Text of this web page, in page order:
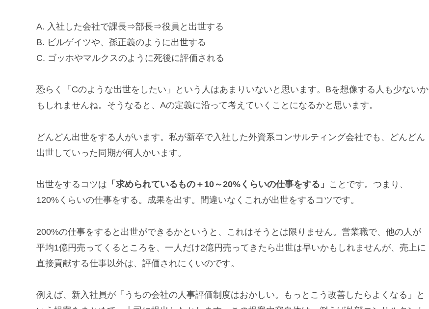
A. 入社した会社で課長⇒部長⇒役員と出世する
B. ビルゲイツや、孫正義のように出世する
C. ゴッホやマルクスのように死後に評価される
恐らく「Cのような出世をしたい」という人はあまりいないと思います。Bを想像する人も少ないか
もしれませんね。そうなると、Aの定義に沿って考えていくことになるかと思います。
どんどん出世をする人がいます。私が新卒で入社した外資系コンサルティング会社でも、どんどん
出世していった同期が何人かいます。
出世をするコツは 「求められているもの＋10～20%くらいの仕事をする」 ことです。つまり、
120%くらいの仕事をする。成果を出す。間違いなくこれが出世をするコツです。
200%の仕事をすると出世ができるかというと、これはそうとは限りません。営業職で、他の人が
平均1億円売ってくるところを、一人だけ2億円売ってきたら出世は早いかもしれませんが、売上に
直接貢献する仕事以外は、評価されにくいのです。
例えば、新入社員が「うちの会社の人事評価制度はおかしい。もっとこう改善したらよくなる」と